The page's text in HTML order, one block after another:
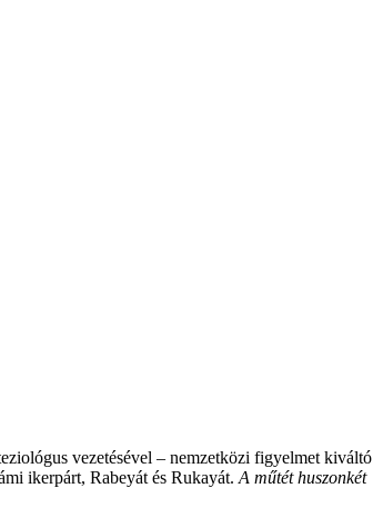
vezetésével – nemzetközi figyelmet kiváltó
ikerpárt, Rabeyát és Rukayát. A műtét huszonkét